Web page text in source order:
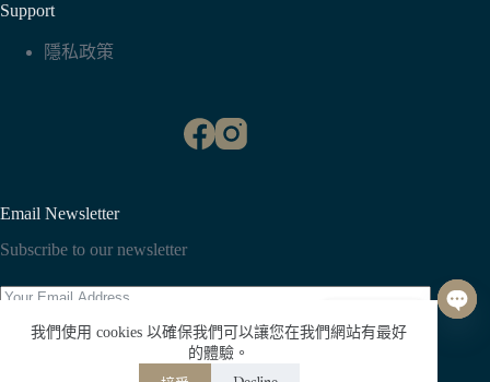
我們使用 cookies 以確保我們可以讓您在我們網站有最好
的體驗。
Support
隱私政策
Email Newsletter
Subscribe to our newsletter